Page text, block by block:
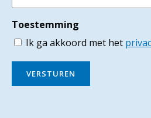
Toestemming
Ik ga akkoord met het
VERSTUREN